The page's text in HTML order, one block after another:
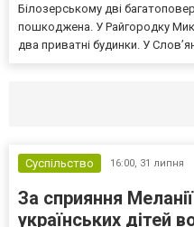
Білозерському дві
пошкоджена. У Райгородку
два приватні будинки. У
Суспільство 16:00, 31 липня
За сприяння
українських дітей